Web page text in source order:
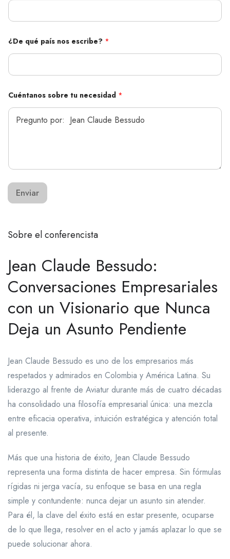
r
o
a
s
e
¿De qué país nos escribe? *
Cuéntanos sobre tu necesidad *
Enviar
Sobre el conferencista
Jean Claude Bessudo:
Conversaciones Empresariales
con un Visionario que Nunca
Deja un Asunto Pendiente
Jean Claude Bessudo es uno de los empresarios más
respetados y admirados en Colombia y América Latina. Su
liderazgo al frente de Aviatur durante más de cuatro décadas
ha consolidado una filosofía empresarial única: una mezcla
entre eficacia operativa, intuición estratégica y atención total
al presente.
Más que una historia de éxito, Jean Claude Bessudo
representa una forma distinta de hacer empresa. Sin fórmulas
rígidas ni jerga vacía, su enfoque se basa en una regla
simple y contundente: nunca dejar un asunto sin atender.
Para él, la clave del éxito está en estar presente, ocuparse
de lo que llega, resolver en el acto y jamás aplazar lo que se
puede solucionar ahora.